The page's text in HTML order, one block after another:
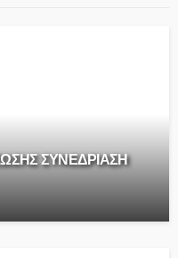
ΣΥΝΕΔΡΙΑΣΗ